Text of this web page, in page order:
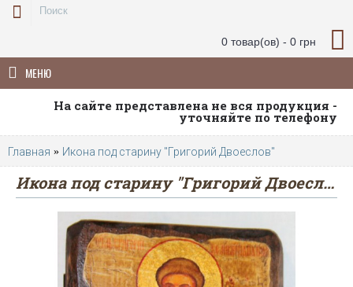
0 товар(ов) - 0 грн
МЕНЮ
На сайте представлена не вся продукция -
уточняйте по телефону
Главная Икона под старину "Григорий Двоеслов"
Икона под старину "Григорий Двоеслов"